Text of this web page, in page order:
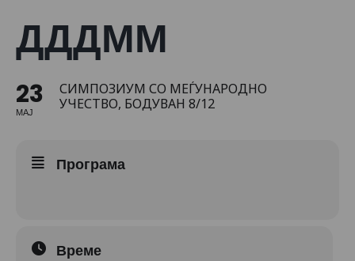
ДДДММ
23
МАЈ
СИМПОЗИУМ СО МЕЃУНАРОДНО
УЧЕСТВО, БОДУВАН 8/12
Програма
Време